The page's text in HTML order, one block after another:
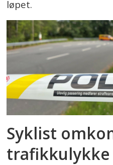
løpet.
Syklist
trafikkulykke